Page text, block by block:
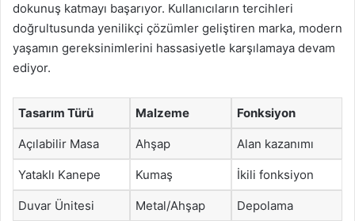
dokunuş katmayı başarıyor. Kullanıcıların tercihleri
doğrultusunda yenilikçi çözümler geliştiren marka, modern
yaşamın gereksinimlerini hassasiyetle karşılamaya devam
ediyor.
Tasarım Türü Malzeme Fonksiyon
Açılabilir Masa Ahşap Alan kazanımı
Yataklı Kanepe Kumaş İkili fonksiyon
Duvar Ünitesi Metal/Ahşap Depolama